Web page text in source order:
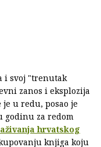
i svoj "trenutak
zanos i eksplozija
u redu, posao je
godinu za redom
hrvatskog
knjiga koju